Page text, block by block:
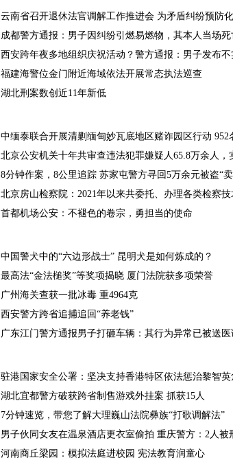
云南省召开退休法官调解工作推进会 为矛盾纠纷预防
成都警方通报：男子因纠纷引燃易燃物，其本人当场
西安跨年夜多地组织庆祝活动？警方通报：男子发布不
福建海警位金门附近海域依法开展常态执法巡查
湖北刑案数创近11年新低
中缅泰联合开展清剿缅甸妙瓦底地区赌诈园区行动 952
北京公安机关十年共审查违法犯罪嫌疑人65.8万余人，
8分钟作案，8公里追踪 苏家屯警方寻回5万余元被盗“
北京房山检察院：2021年以来共委托、办理各类检察技
首都机场公安：不褪色的卷宗，勇担当的使命
中国警犬中的“六边形战士” 昆明犬是如何炼成的？
最高法“金法槌奖”等奖项揭晓 厦门法院获多项荣誉
广州海关查获一批冰毒 重4964克
西安警方跨省追捕追回“养老钱”
广东江门警方通报男子打砸车辆：其行为异常已被送医
驻港国家安全公署：坚决支持香港特区依法惩治黎智
湖北宜都警方破获跨省制售游戏外挂案 抓获15人
7分钟速览，带您了解大理巍山法院彝族“打歌调解法”
男子伙同女友在温泉酒店更衣室偷拍 重庆警方：2人被
河南商丘梁园：模拟法庭进校园 宪法教育润童心